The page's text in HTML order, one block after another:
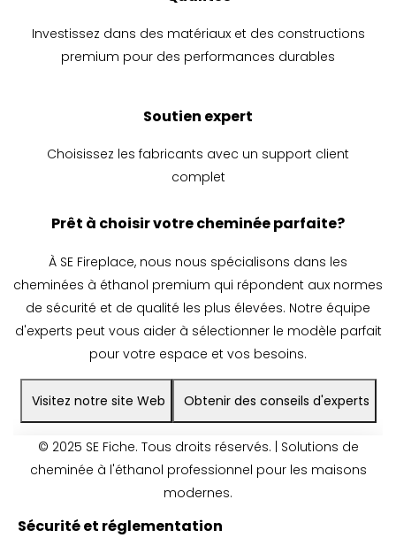
Investissez dans des matériaux et des constructions
premium pour des performances durables
Soutien expert
Choisissez les fabricants avec un support client
complet
Prêt à choisir votre cheminée parfaite?
À SE Fireplace, nous nous spécialisons dans les
cheminées à éthanol premium qui répondent aux normes
de sécurité et de qualité les plus élevées. Notre équipe
d'experts peut vous aider à sélectionner le modèle parfait
pour votre espace et vos besoins.
Visitez notre site Web Obtenir des conseils d'experts
© 2025 SE Fiche. Tous droits réservés. | Solutions de
cheminée à l'éthanol professionnel pour les maisons
modernes.
Sécurité et réglementation